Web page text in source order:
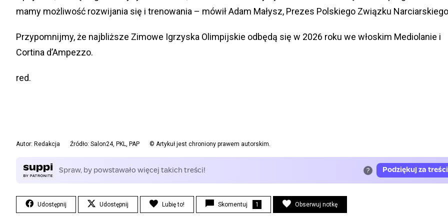
mamy możliwość rozwijania się i trenowania – mówił Adam Małysz, Prezes Polskiego Związku
Przypomnijmy, że najbliższe Zimowe Igrzyska Olimpijskie odbędą się w 2026 roku we włoskim Mediolanie i
Cortina d’Ampezzo.
red.
Autor: Redakcja Źródło: Salon24, PKL, PAP © Artykuł jest chroniony prawem autorskim.
Udostępnij Udostępnij Lubię to! Skomentuj 1 Obserwuj notkę